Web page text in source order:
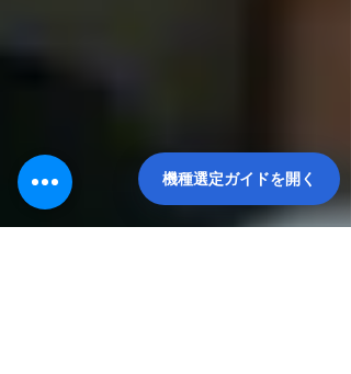
機種選定ガイドを開く